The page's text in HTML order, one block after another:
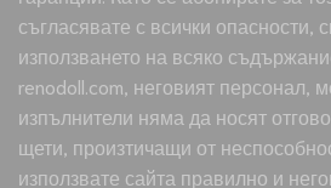
съгласявате с всички опасности,
използването на всяко
renodoll.com, неговият персонал,
изпълнители няма да носят
щети, произтичащи от
използвате сайта правилно и